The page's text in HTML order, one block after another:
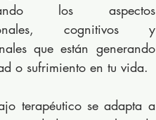
los aspectos
cognitivos y
que están generando
o sufrimiento en tu vida.
terapéutico se adapta a